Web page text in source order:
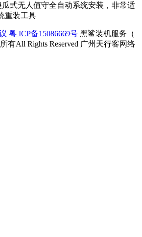
式无人值守全自动系统安装，非常适
重装工具
粤 ICP备15086669号 黑鲨装机服务（
有All Rights Reserved 广州天行客网络